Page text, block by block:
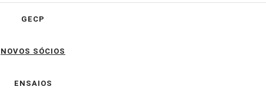
GECP
NOVOS SÓCIOS
ENSAIOS